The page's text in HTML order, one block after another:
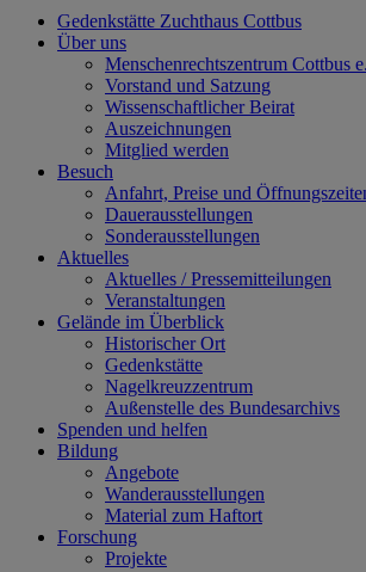
Gedenkstätte Zuchthaus Cottbus
Über uns
Menschenrechtszentrum Cottbus
Vorstand und Satzung
Wissenschaftlicher Beirat
Auszeichnungen
Mitglied werden
Besuch
Anfahrt, Preise und
Dauerausstellungen
Sonderausstellungen
Aktuelles
Aktuelles / Pressemitteilungen
Veranstaltungen
Gelände im Überblick
Historischer Ort
Gedenkstätte
Nagelkreuzzentrum
Außenstelle des Bundesarchivs
Spenden und helfen
Bildung
Angebote
Wanderausstellungen
Material zum Haftort
Forschung
Projekte